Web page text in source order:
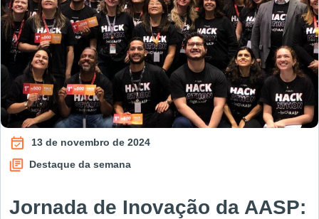
13 de novembro de 2024
Destaque da semana
Jornada de Inovação da AASP: